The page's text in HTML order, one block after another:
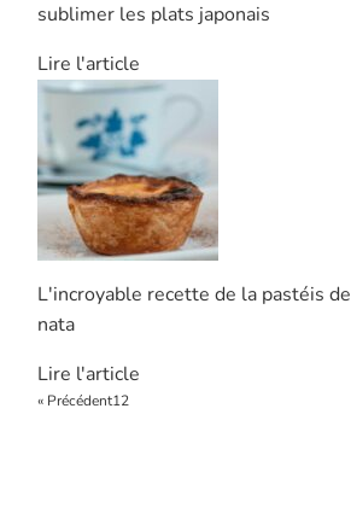
sublimer les plats japonais
Lire l'article
L'incroyable recette de la pastéis de
nata
Lire l'article
« Précédent12